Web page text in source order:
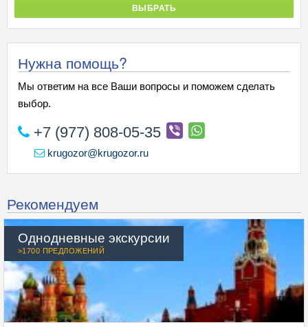
ВЫБРАТЬ
Нужна помощь?
Мы ответим на все Ваши вопросы и поможем сделать
выбор.
+7 (977) 808-05-35
krugozor@krugozor.ru
Рекомендуем
Однодневные экскурсии
>1700 ПРЕДЛОЖЕНИЙ